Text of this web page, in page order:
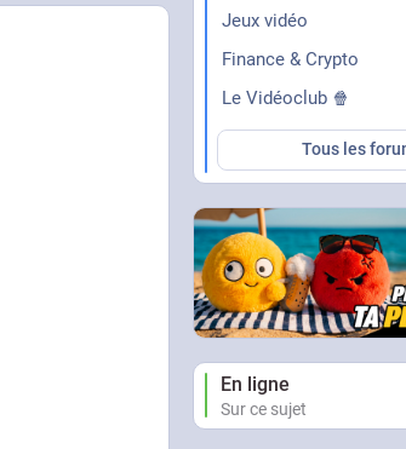
Jeux vidéo
Finance & Crypto
Le Vidéoclub 🍿
Tous les
En ligne
Sur ce sujet